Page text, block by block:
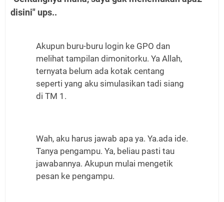
disini" ups..
Akupun buru-buru login ke GPO dan
melihat tampilan dimonitorku. Ya Allah,
ternyata belum ada kotak centang
seperti yang aku simulasikan tadi siang
di TM 1.
Wah, aku harus jawab apa ya. Ya.ada ide.
Tanya pengampu. Ya, beliau pasti tau
jawabannya. Akupun mulai mengetik
pesan ke pengampu.